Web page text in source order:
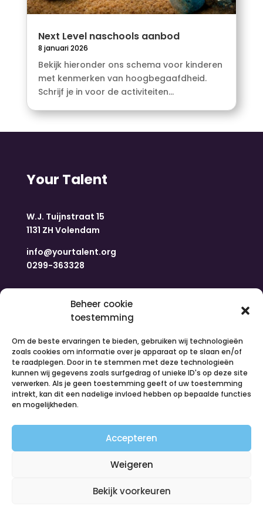
Beheer cookie
toestemming
Om de beste ervaringen te bieden, gebruiken wij technologieën
zoals cookies om informatie over je apparaat op te slaan en/of
te raadplegen. Door in te stemmen met deze technologieën
kunnen wij gegevens zoals surfgedrag of unieke ID's op deze site
verwerken. Als je geen toestemming geeft of uw toestemming
intrekt, kan dit een nadelige invloed hebben op bepaalde functies
en mogelijkheden.
Accepteren
Weigeren
Bekijk voorkeuren
Next Level naschools aanbod
8 januari 2026
Bekijk hieronder ons schema voor kinderen
met kenmerken van hoogbegaafdheid.
Schrijf je in voor de activiteiten...
Your Talent
W.J. Tuijnstraat 15
1131 ZH Volendam
info@yourtalent.org
0299-363328
Navigatie
Nieuws
Over ons
Contact
Inloggen
Vacatures